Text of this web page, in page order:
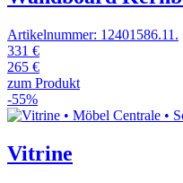
Artikelnummer: 12401586.11.
331 €
265 €
zum Produkt
-55%
Vitrine